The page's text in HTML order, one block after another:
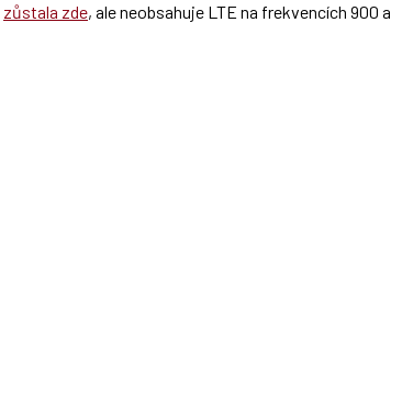
zůstala zde, ale neobsahuje LTE na frekvencích 900 a